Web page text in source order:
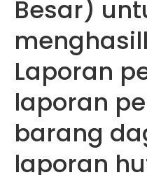
Besar)
Laporan
laporan
barang
laporan